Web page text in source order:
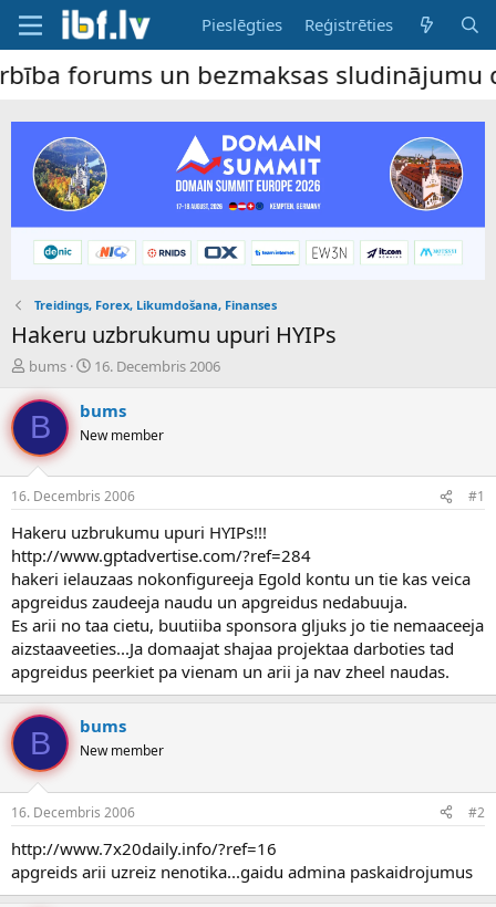
Pieslēgties Reģistrēties
un bezmaksas sludinājumu dēlis
Treidings, Forex, Likumdošana, Finanses
Hakeru uzbrukumu upuri HYIPs
P
v
d
i
n
a
u
z
s
ā
c
ē
s
bums
S
k
m
a
u
m
s
16. Decembris 2006
B bums
New member
16. Decembris 2006 #1
Hakeru uzbrukumu upuri HYIPs!!!
http://www.gptadvertise.com/?ref=284
hakeri ielauzaas nokonfigureeja Egold kontu un tie kas veica
apgreidus zaudeeja naudu un apgreidus nedabuuja.
Es arii no taa cietu, buutiiba sponsora gljuks jo tie nemaaceeja
aizstaaveeties...Ja domaajat shajaa projektaa darboties tad
apgreidus peerkiet pa vienam un arii ja nav zheel naudas.
B bums
New member
16. Decembris 2006 #2
http://www.7x20daily.info/?ref=16
apgreids arii uzreiz nenotika...gaidu admina paskaidrojumus